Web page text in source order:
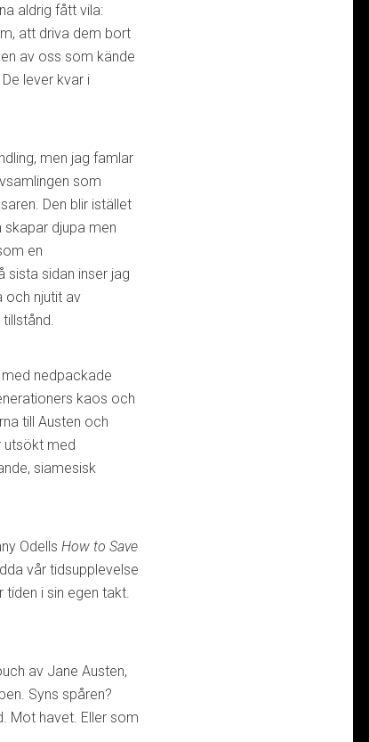
aldrig fått vila:
att driva dem bort
av oss som kände
lever kvar i
men jag famlar
som
Den blir istället
djupa men
en
sista sidan inser jag
och njutit av
nedpackade
kaos och
till Austen och
utsökt med
siamesisk
Odells How to Save
vår tidsupplevelse
i sin egen takt.
av Jane Austen,
Syns spåren?
Mot havet. Eller som